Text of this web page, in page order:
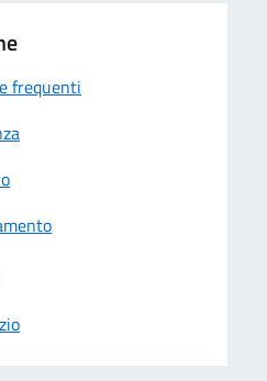
frequenti